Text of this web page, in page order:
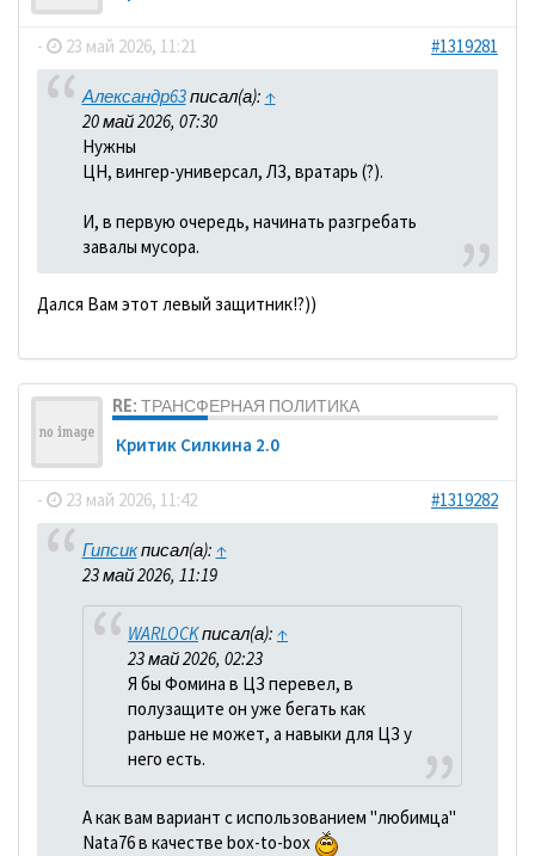
- 23 май 2026, 11:21 #1319281
Александр63писал(а): ↑
20 май 2026, 07:30
Нужны
ЦН, вингер-универсал, ЛЗ, вратарь (?).
И, в первую очередь, начинать разгребать
завалы мусора.
Дался Вам этот левый защитник!?))
RE: ТРАНСФЕРНАЯ ПОЛИТИКА
Критик Силкина 2.0
- 23 май 2026, 11:42 #1319282
Гипсикписал(а): ↑
23 май 2026, 11:19
WARLOCKписал(а): ↑
23 май 2026, 02:23
Я бы Фомина в ЦЗ перевел, в
полузащите он уже бегать как
раньше не может, а навыки для ЦЗ у
него есть.
А как вам вариант с использованием "любимца"
Nata76 в качестве box-to-box